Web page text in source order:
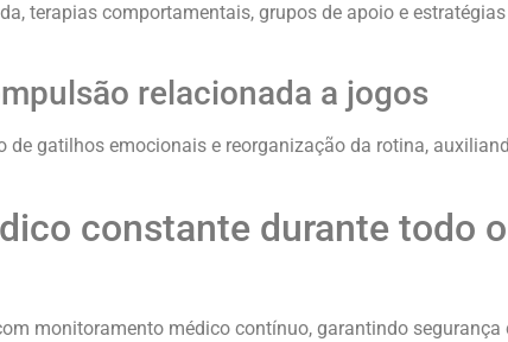
terapias comportamentais, grupos de apoio e
relacionada a jogos
gatilhos emocionais e reorganização da rotina,
constante durante todo
monitoramento médico contínuo, garantindo